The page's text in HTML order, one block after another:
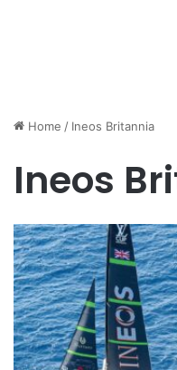
Home / Ineos Britannia
Ineos